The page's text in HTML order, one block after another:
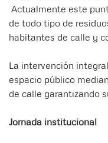
Actualmente este
de todo tipo de
habitantes de calle y
La intervención
espacio público
de calle garantizando
Jornada institucional